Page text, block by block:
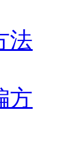
法
方